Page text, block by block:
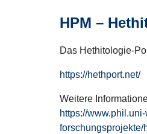
HPM –
Das Hethitologie-
https://hethport.net/
Weitere
https://